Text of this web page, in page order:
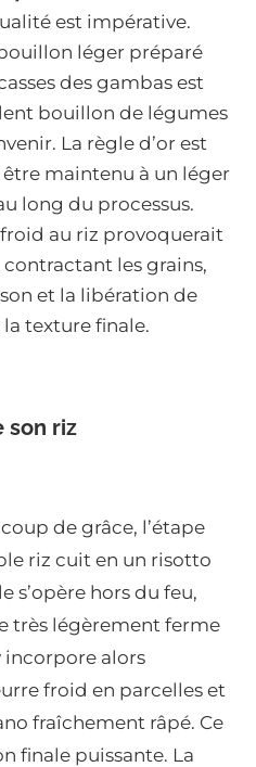
est impérative.
léger préparé
des gambas est
bouillon de légumes
La règle d’or est
maintenu à un léger
long du processus.
froid au riz provoquerait
les grains,
et la libération de
texture finale.
son riz
de grâce, l’étape
riz cuit en un risotto
s’opère hors du feu,
très légèrement ferme
incorpore alors
froid en parcelles et
fraîchement râpé. Ce
finale puissante. La